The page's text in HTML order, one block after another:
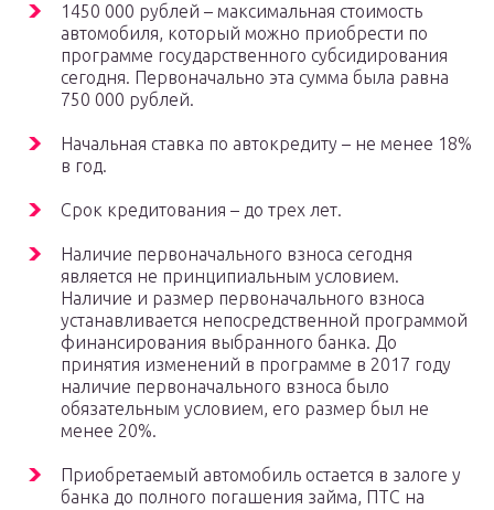
1450 000 рублей – максимальная стоимость
автомобиля, который можно приобрести по
программе государственного субсидирования
сегодня. Первоначально эта сумма была равна
750 000 рублей.
Начальная ставка по автокредиту – не менее 18%
в год.
Срок кредитования – до трех лет.
Наличие первоначального взноса сегодня
является не принципиальным условием.
Наличие и размер первоначального взноса
устанавливается непосредственной программой
финансирования выбранного банка. До
принятия изменений в программе в 2017 году
наличие первоначального взноса было
обязательным условием, его размер был не
менее 20%.
Приобретаемый автомобиль остается в залоге у
банка до полного погашения займа, ПТС на